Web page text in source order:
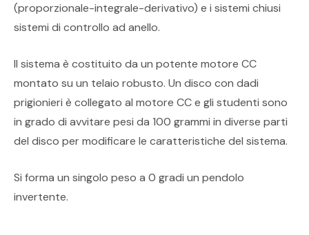
(proporzionale-integrale-derivativo) e i sistemi chiusi
sistemi di controllo ad anello.
Il sistema è costituito da un potente motore CC
montato su un telaio robusto. Un disco con dadi
prigionieri è collegato al motore CC e gli studenti sono
in grado di avvitare pesi da 100 grammi in diverse parti
del disco per modificare le caratteristiche del sistema.
Si forma un singolo peso a 0 gradi un pendolo
invertente.